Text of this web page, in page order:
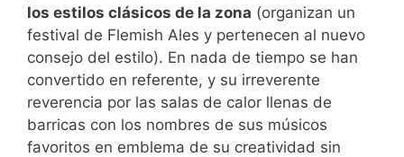
los estilos clásicos de la zona (organizan un
festival de Flemish Ales y pertenecen al nuevo
consejo del estilo). En nada de tiempo se han
convertido en referente, y su irreverente
reverencia por las salas de calor llenas de
barricas con los nombres de sus músicos
favoritos en emblema de su creatividad sin